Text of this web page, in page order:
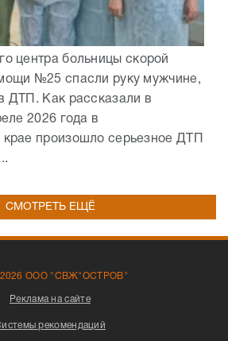
центра больницы скорой
№25 спасли руку мужчине,
ДТП. Как рассказали в
2026 года в
произошло серьезное ДТП
СМОТРЕТЬ ЕЩЁ
2026 ООО "СВЖ"ОСТРОВ"
Реклама на сайте
рекомендаций